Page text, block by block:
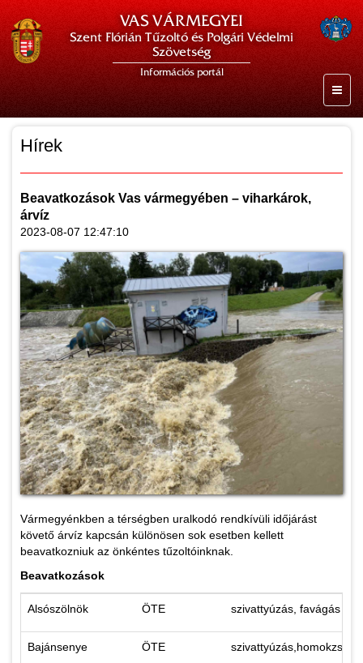
VAS VÁRMEGYEI
Szent Flórián Tűzoltó és Polgári Védelmi
Szövetség
Információs portál
Hírek
Beavatkozások Vas vármegyében – viharkárok,
árvíz
2023-08-07 12:47:10
Vármegyénkben a térségben uralkodó rendkívüli időjárást
követő árvíz kapcsán különösen sok esetben kellett
beavatkozniuk az önkéntes tűzoltóinknak.
Beavatkozások
Alsószölnök ÖTE szivattyúzás, favágás
Bajánsenye ÖTE